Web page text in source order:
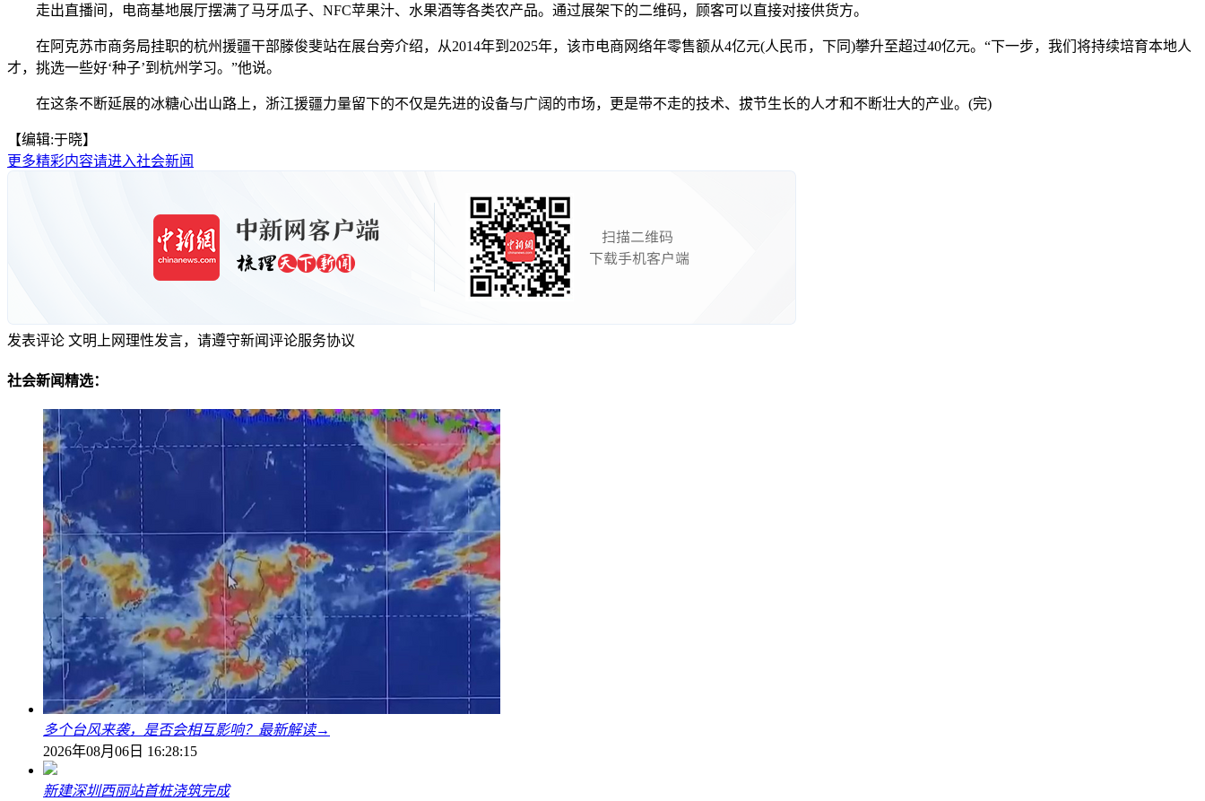
走出直播间，电商基地展厅摆满了马牙瓜子、NFC苹果汁、水果酒等各类农产品。通过展架下的二维码，顾客可以直接对接供货方。
在阿克苏市商务局挂职的杭州援疆干部滕俊斐站在展台旁介绍，从2014年到2025年，该市电商网络年零售额从4亿元(人民币，下同)攀升至超过40亿元。“下一步，我们将持续培育本地人
才，挑选一些好‘种子’到杭州学习。”他说。
在这条不断延展的冰糖心出山路上，浙江援疆力量留下的不仅是先进的设备与广阔的市场，更是带不走的技术、拔节生长的人才和不断壮大的产业。(完)
【编辑:于晓】
更多精彩内容请进入社会新闻
发表评论 文明上网理性发言，请遵守新闻评论服务协议
社会新闻精选：
多个台风来袭，是否会相互影响？最新解读→
2026年08月06日 16:28:15
新建深圳西丽站首桩浇筑完成